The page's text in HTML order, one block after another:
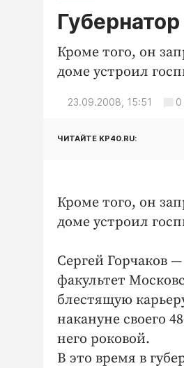
Кроме того, он
доме устроил
23.09.2008, 15:51 0
ЧИТАЙТЕ KP40.RU:
Кроме того, он
доме устроил
Сергей Горчаков
факультет
блестящую
накануне своего
него роковой.
В это время в